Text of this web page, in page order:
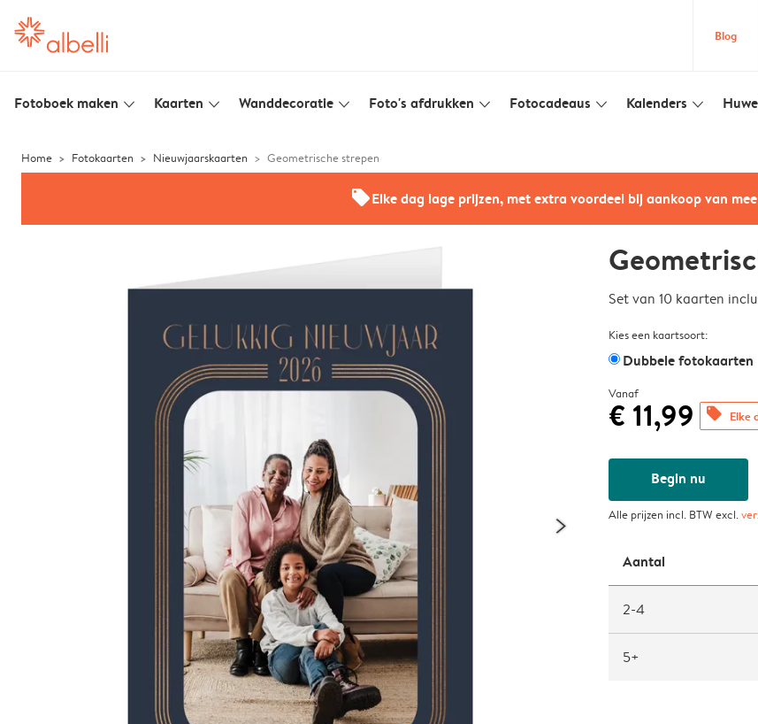
Blog
Fotoboek maken slim_arrow_down Kaarten slim_arrow_down Wanddecoratie slim_arrow_down Foto's afdrukken slim_arrow_down Fotocadeaus slim_arrow_down Kalenders slim_arrow_down
Home Fotokaarten Nieuwjaarskaarten Geometrische strepen
offersElke dag lage prijzen, met extra voordeel bij aankoop van
Set van 10 kaarten
Kies een kaartsoort:
Dubbele fotokaarten
Vanaf
€ 11,99 offers Elke
Begin nu
Alle prijzen incl. BTW excl.
Aantal
2-4
5+